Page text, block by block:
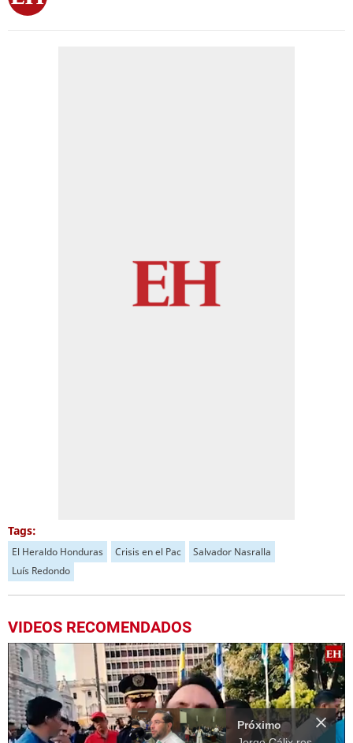
Tags:
El Heraldo Honduras Crisis en el Pac
Salvador Nasralla
Luís Redondo
VIDEOS RECOMENDADOS
Próximo